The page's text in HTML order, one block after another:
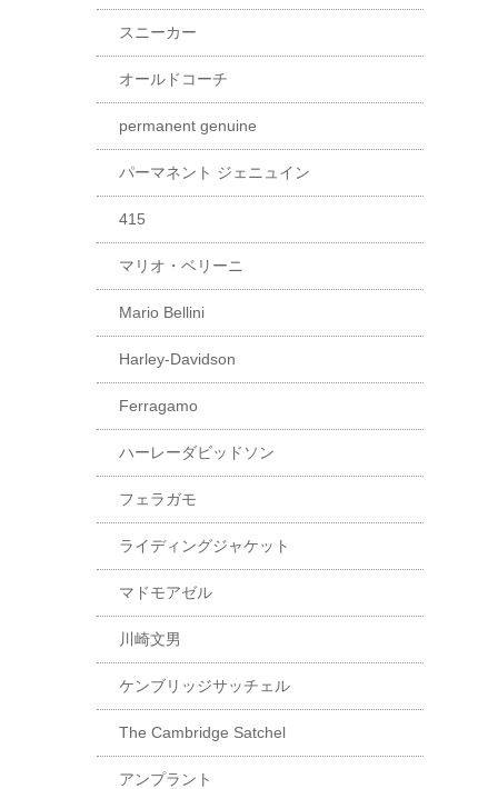
スニーカー
オールドコーチ
permanent genuine
パーマネント ジェニュイン
415
マリオ・ベリーニ
Mario Bellini
Harley-Davidson
Ferragamo
ハーレーダビッドソン
フェラガモ
ライディングジャケット
マドモアゼル
川崎文男
ケンブリッジサッチェル
The Cambridge Satchel
アンプラント